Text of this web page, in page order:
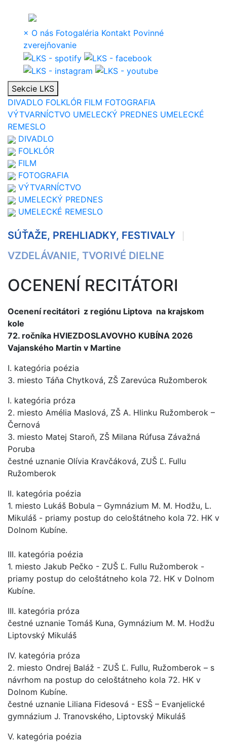
× O nás Fotogaléria Kontakt Povinné
zverejňovanie
Sekcie LKS
DIVADLO FOLKLÓR FILM FOTOGRAFIA
VÝTVARNÍCTVO UMELECKÝ PREDNES UMELECKÉ
REMESLO
DIVADLO
FOLKLÓR
FILM
FOTOGRAFIA
VÝTVARNÍCTVO
UMELECKÝ PREDNES
UMELECKÉ REMESLO
SÚŤAŽE, PREHLIADKY, FESTIVALY
VZDELÁVANIE, TVORIVÉ DIELNE
OCENENÍ RECITÁTORI
Ocenení recitátori z regiónu Liptova na krajskom
kole
72. ročníka HVIEZDOSLAVOVHO KUBÍNA 2026
Vajanského Martin v Martine
I. kategória poézia
3. miesto Táňa Chytková, ZŠ Zarevúca Ružomberok
I. kategória próza
2. miesto Amélia Maslová, ZŠ A. Hlinku Ružomberok –
Černová
3. miesto Matej Staroň, ZŠ Milana Rúfusa Závažná
Poruba
čestné uznanie Olívia Kravčáková, ZUŠ Ľ. Fullu
Ružomberok
II. kategória poézia
1. miesto Lukáš Bobula – Gymnázium M. M. Hodžu, L.
Mikuláš - priamy postup do celoštátneho kola 72. HK v
Dolnom Kubíne.
III. kategória poézia
1. miesto Jakub Pečko - ZUŠ Ľ. Fullu Ružomberok -
priamy postup do celoštátneho kola 72. HK v Dolnom
Kubíne.
III. kategória próza
čestné uznanie Tomáš Kuna, Gymnázium M. M. Hodžu
Liptovský Mikuláš
IV. kategória próza
2. miesto Ondrej Baláž - ZUŠ Ľ. Fullu, Ružomberok – s
návrhom na postup do celoštátneho kola 72. HK v
Dolnom Kubíne.
čestné uznanie Liliana Fidesová - ESŠ – Evanjelické
gymnázium J. Tranovského, Liptovský Mikuláš
V. kategória poézia